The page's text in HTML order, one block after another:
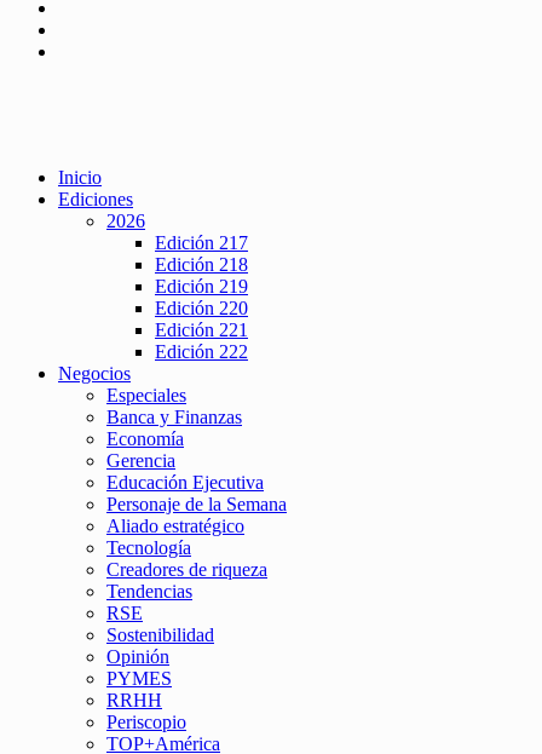
Inicio
Ediciones
2026
Edición 217
Edición 218
Edición 219
Edición 220
Edición 221
Edición 222
Negocios
Especiales
Banca y Finanzas
Economía
Gerencia
Educación Ejecutiva
Personaje de la Semana
Aliado estratégico
Tecnología
Creadores de riqueza
Tendencias
RSE
Sostenibilidad
Opinión
PYMES
RRHH
Periscopio
TOP+América